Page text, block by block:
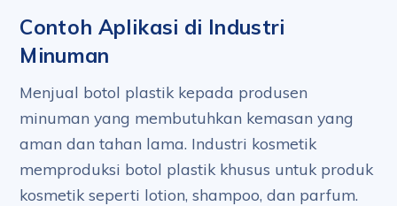
Contoh Aplikasi di Industri
Minuman
Menjual botol plastik kepada produsen
minuman yang membutuhkan kemasan yang
aman dan tahan lama. Industri kosmetik
memproduksi botol plastik khusus untuk produk
kosmetik seperti lotion, shampoo, dan parfum.